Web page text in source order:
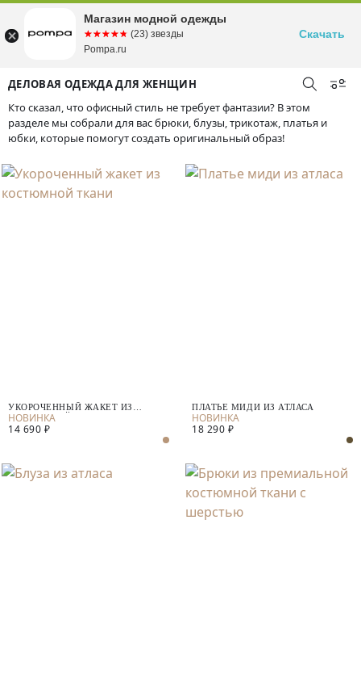
ДЕЛОВАЯ ОДЕЖДА ДЛЯ ЖЕНЩИН
Кто сказал, что офисный стиль не требует фантазии? В этом
разделе мы собрали для вас брюки, блузы, трикотаж, платья и
юбки, которые помогут создать оригинальный образ!
УКОРОЧЕННЫЙ ЖАКЕТ ИЗ
КОСТЮМНОЙ ТКАНИ
14 690 ₽
ПЛАТЬЕ МИДИ ИЗ АТЛАСА
18 290 ₽
Магазин модной одежды
☆☆☆☆☆
★★★★★ (23) звезды
Pompa.ru
Скачать